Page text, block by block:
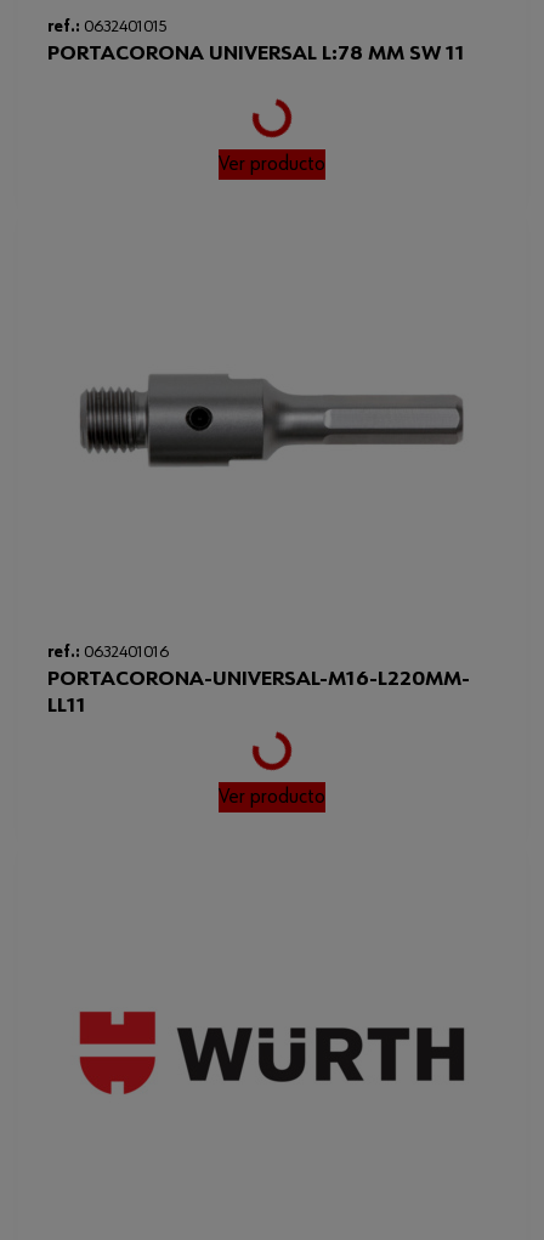
ref.: 0632401015
PORTACORONA UNIVERSAL L:78 MM SW 11
Loading...
Ver producto
ref.: 0632401016
PORTACORONA-UNIVERSAL-M16-L220MM-
LL11
Loading...
Ver producto